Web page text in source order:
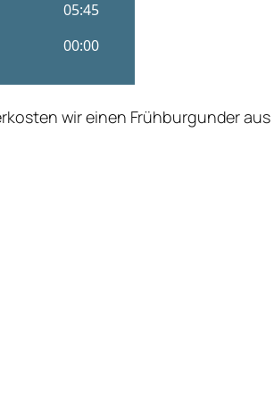
wir einen Frühburgunder aus